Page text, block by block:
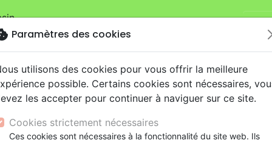
Je
sur la boutiqueLa Maison de la Bible Suisse
NouveautésBibles
Paramètres des cookies
utilisons des cookies pour vous offrir la meilleure
possible. Certains cookies sont nécessaires,
les accepter pour continuer à naviguer sur ce site.
Cookies strictement nécessaires
Ces cookies sont nécessaires à la fonctionnalité du site web. Ils